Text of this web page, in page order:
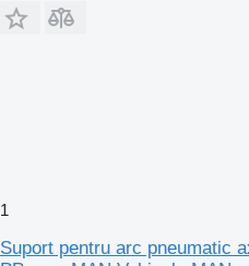
1
Suport pentru arc pneumatic